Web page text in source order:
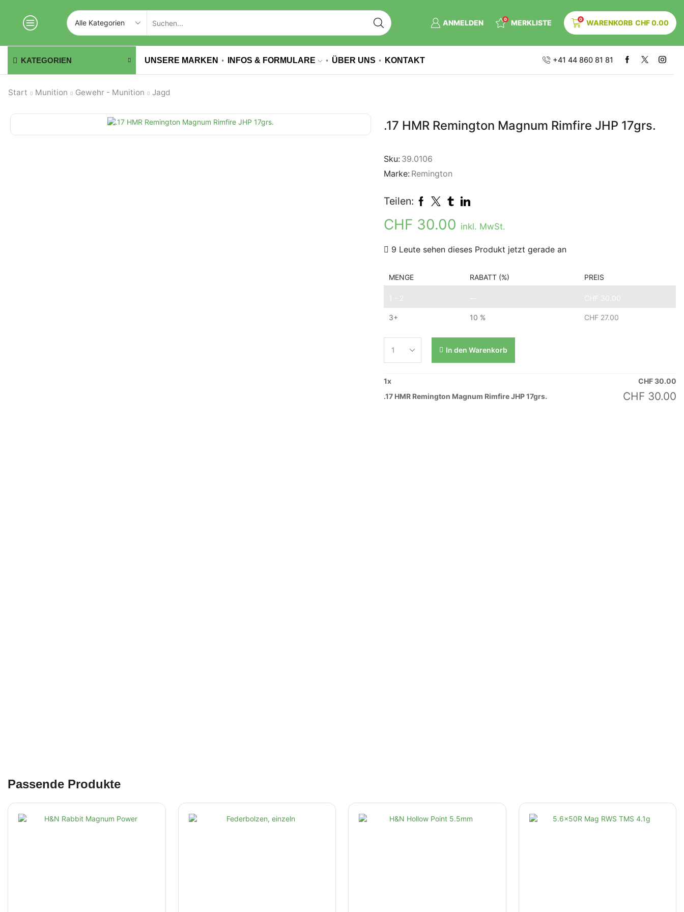
ANMELDEN 0 MERKLISTE 0 WARENKORB CHF0.00
KATEGORIEN UNSERE MARKEN INFOS & FORMULARE ÜBER UNS KONTAKT +41 44 860 81 81
Start Munition Gewehr - Munition Jagd
.17 HMR Remington Magnum Rimfire JHP 17grs.
Sku: 39.0106
Marke: Remington
Teilen:
CHF 30.00 inkl. MwSt.
9 Leute sehen dieses Produkt jetzt gerade an
MENGE RABATT (%) PREIS
3+ 10 % CHF 27.00
In den Warenkorb
1x CHF30.00
.17 HMR Remington Magnum Rimfire JHP 17grs.
CHF 30.00
Passende Produkte